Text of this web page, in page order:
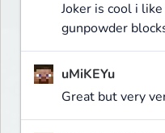
Joker is cool i
gunpowder
uMiKEYu
Great but very